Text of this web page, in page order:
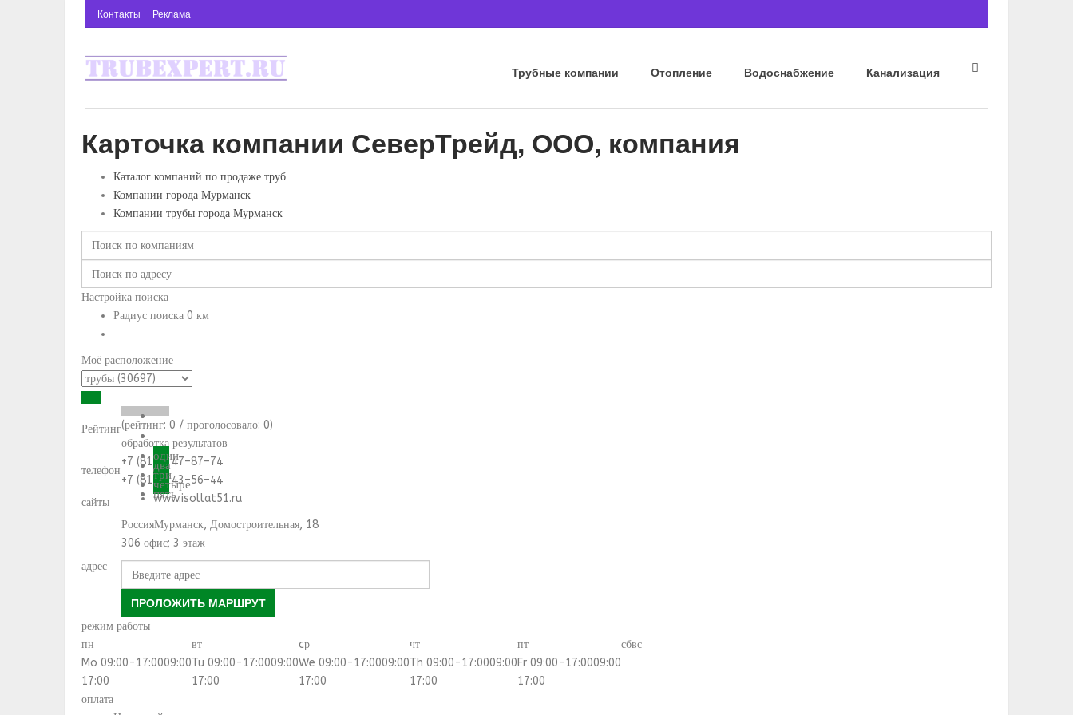
Контакты Реклама
Трубные компании Отопление Водоснабжение Канализация
Карточка компании СеверТрейд, ООО, компания
Каталог компаний по продаже труб
Компании города Мурманск
Компании трубы города Мурманск
Настройка поиска
Радиус поиска 0 км
Моё расположение
Рейтинг
один
два
три
четыре
пять
(рейтинг: 0 / проголосовало: 0)
обработка результатов
телефон
+7 (8152) 47–87–74
+7 (8152) 43–56–44
сайты
www.isollat51.ru
адрес
РоссияМурманск, Домостроительная, 18
306 офис; 3 этаж
ПРОЛОЖИТЬ МАРШРУТ
режим работы
пн
вт cр чт пт сбвс
Mo 09:00-17:0009:00
17:00
Tu 09:00-17:0009:00
17:00
We 09:00-17:0009:00
17:00
Th 09:00-17:0009:00
17:00
Fr 09:00-17:0009:00
17:00
оплата